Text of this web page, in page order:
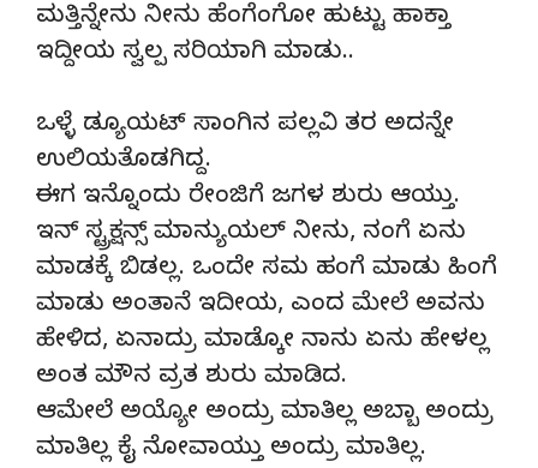
ಮತ್ತಿನ್ನೇನು ನೀನು ಹೆಂಗೆಂಗೋ ಹುಟ್ಟು ಹಾಕ್ತಾ
ಇದ್ದೀಯ ಸ್ವಲ್ಪ ಸರಿಯಾಗಿ ಮಾಡು..
ಒಳ್ಳೆ ಡ್ಯೂಯಟ್ ಸಾಂಗಿನ ಪಲ್ಲವಿ ತರ ಅದನ್ನೇ
ಉಲಿಯತೊಡಗಿದ್ದ.
ಈಗ ಇನ್ನೊಂದು ರೇಂಜಿಗೆ ಜಗಳ ಶುರು ಆಯ್ತು.
ಇನ್ ಸ್ಟ್ರಕ್ಷನ್ಸ್ ಮಾನ್ಯುಯಲ್ ನೀನು, ನಂಗೆ ಏನು
ಮಾಡಕ್ಕೆ ಬಿಡಲ್ಲ. ಒಂದೇ ಸಮ ಹಂಗೆ ಮಾಡು ಹಿಂಗೆ
ಮಾಡು ಅಂತಾನೆ ಇದೀಯ, ಎಂದ ಮೇಲೆ ಅವನು
ಹೇಳಿದ, ಏನಾದ್ರು ಮಾಡ್ಕೋ ನಾನು ಏನು ಹೇಳಲ್ಲ
ಅಂತ ಮೌನ ವ್ರತ ಶುರು ಮಾಡಿದ.
ಆಮೇಲೆ ಅಯ್ಯೋ ಅಂದ್ರು ಮಾತಿಲ್ಲ ಅಬ್ಬಾ ಅಂದ್ರು
ಮಾತಿಲ್ಲ ಕೈ ನೋವಾಯ್ತು ಅಂದ್ರು ಮಾತಿಲ್ಲ.